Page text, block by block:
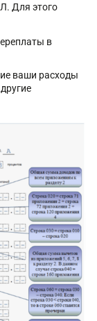
Для этого
в
ваши расходы